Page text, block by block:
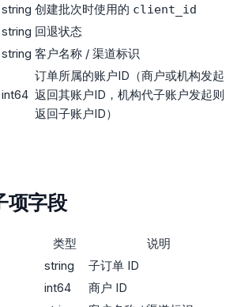
string 创建批次时使用的 client_id
string 回退状态
string 客户名称 / 渠道标识
int64
订单所属的账户ID（商户或机构发起
返回其账户ID，机构代子账户发起则
返回子账户ID）
项字段
类型 说明
string 子订单 ID
int64 商户 ID